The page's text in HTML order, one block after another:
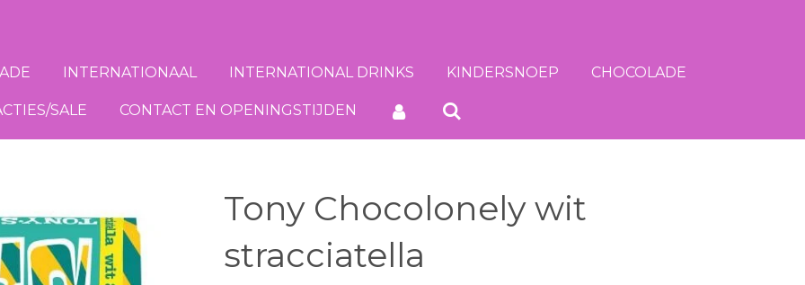
INTERNATIONAAL INTERNATIONAL DRINKS KINDERSNOEP CHOCOLADE
SALE CONTACT EN OPENINGSTIJDEN
Tony Chocolonely wit
stracciatella